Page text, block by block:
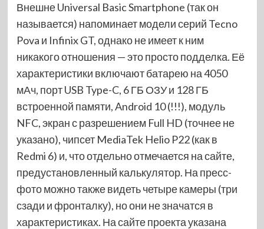
Внешне Universal Basic Smartphone (так он
называется) напоминает модели серий Tecno
Pova и Infinix GT, однако не имеет к ним
никакого отношения — это просто подделка. Её
характеристики включают батарею на 4050
мАч, порт USB Type-C, 6 ГБ ОЗУ и 128 ГБ
встроенной памяти, Android 10 (!!!), модуль
NFC, экран с разрешением Full HD (точнее не
указано), чипсет MediaTek Helio P22 (как в
Redmi 6) и, что отдельно отмечается на сайте,
предустановленный калькулятор. На пресс-
фото можно также видеть четыре камеры (три
сзади и фронталку), но они не значатся в
характеристиках. На сайте проекта указана